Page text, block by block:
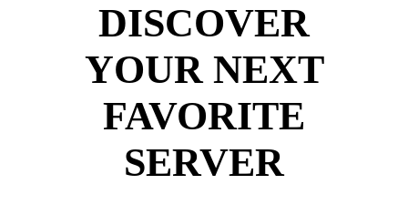
DISCOVER
YOUR NEXT
FAVORITE
SERVER